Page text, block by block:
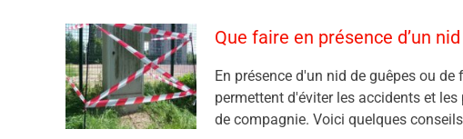
Que faire en présence d’un
En présence d'un nid de guêpes ou
permettent d'éviter les accidents et
de compagnie. Voici quelques